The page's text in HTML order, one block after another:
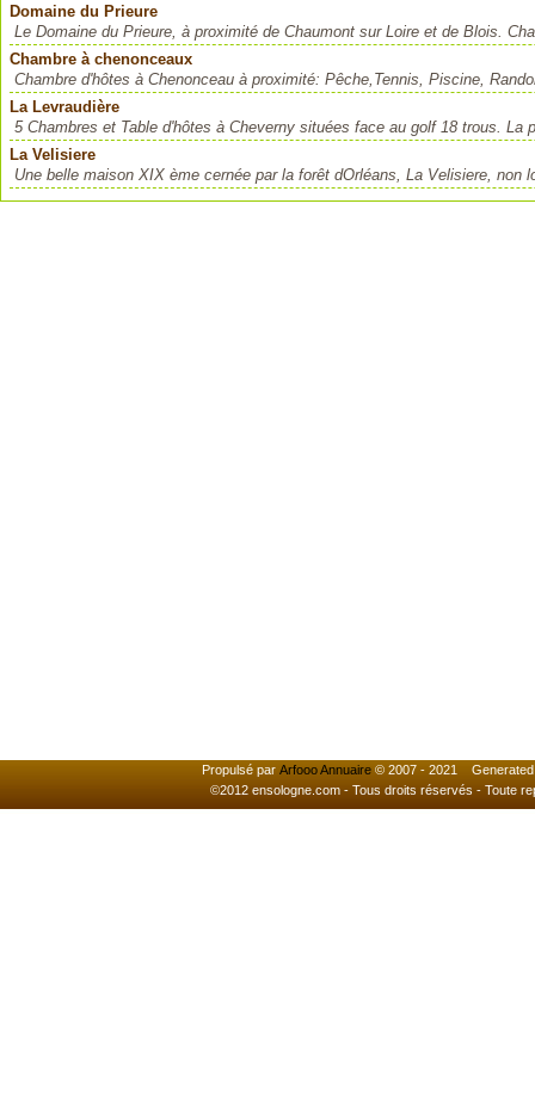
Domaine du Prieure
Le Domaine du Prieure, à proximité de Chaumont sur Loire et de Blois.
Chambre à chenonceaux
Chambre d'hôtes à Chenonceau à proximité: Pêche,Tennis, Piscine,
La Levraudière
5 Chambres et Table d'hôtes à Cheverny situées face au golf 18 trous. La
La Velisiere
Une belle maison XIX ème cernée par la forêt dOrléans, La Velisiere,
Propulsé par Arfooo Annuaire© 2007 - 2021
©2012 ensologne.com - Tous droits réservés - Toute